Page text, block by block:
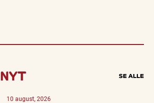
NYT SE ALLE
10 august, 2026